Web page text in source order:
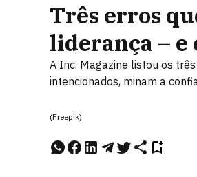
Três erros
liderança – e
A Inc. Magazine listou os
intencionados, minam a
(Freepik)